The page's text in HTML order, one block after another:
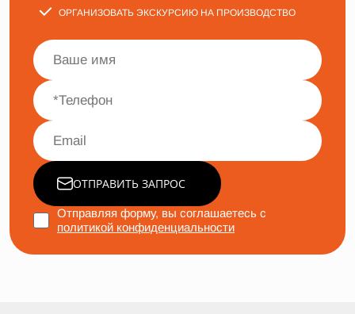
ОРГАНИЗОВАТЬ ЭКСКУРСИЮ НА ПРОИЗВОДСТВО
ОТПРАВИТЬ ЗАПРОС
Отправляя форму, вы соглашаетесь с
политикой конфиденциальности